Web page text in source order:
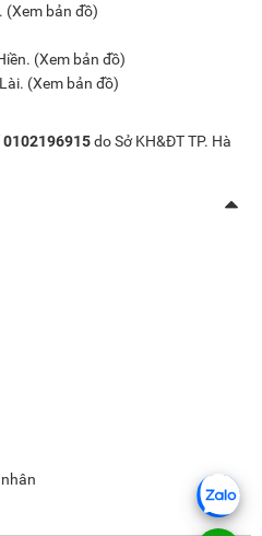
(Xem bản đồ)
(Xem bản đồ)
(Xem bản đồ)
0102196915do Sở KH&ĐT TP. Hà